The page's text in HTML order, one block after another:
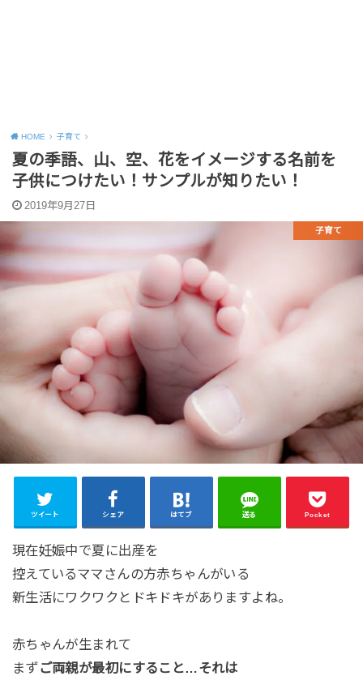
HOME 子育て
夏の季語、山、空、花をイメージする名前を
子供につけたい！サンプルが知りたい！
2019年9月27日
子育て
ツイート シェア はてブ 送る Pocket
現在妊娠中で夏に出産を
控えているママさんの方赤ちゃんがいる
新生活にワクワクとドキドキがありますよね。
赤ちゃんが生まれて
まずご両親が最初にすること…それは